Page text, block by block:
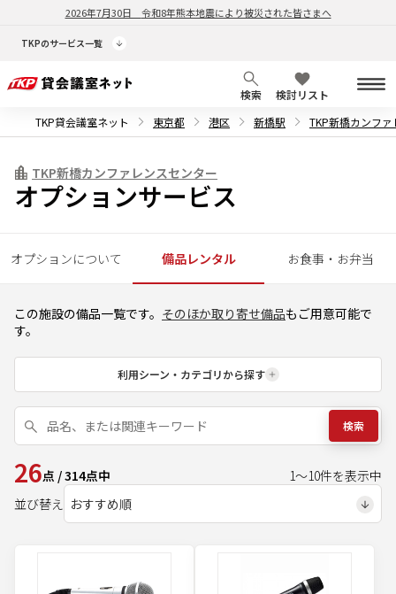
2026年7月30日 令和8年熊本地震により被災された皆さまへ
TKPのサービス一覧
検索
検討リスト
TKP貸会議室ネット
東京都 港区 新橋駅 TKP新橋カンフ
TKP新橋カンファレンスセンター
オプションサービス
オプションについて 備品レンタル お食事・お弁当
この施設の備品一覧です。 そのほか取り寄せ備品もご用意可能で
す。
利用シーン・カテゴリから探す
検索
26点 /314点中 1～10件を表示中
並び替え